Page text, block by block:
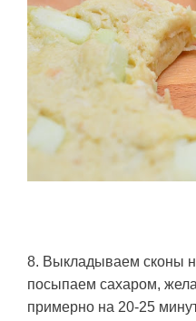
8. Выкладываем сконы
посыпаем сахаром,
примерно на 20-25